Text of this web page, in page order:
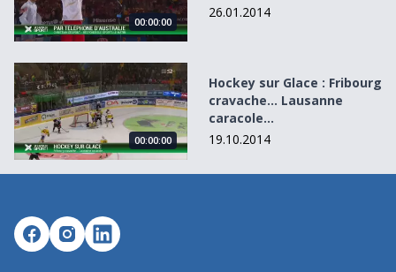
00:00:00
26.01.2014
Hockey sur Glace : Fribourg cravache… Lausanne
00:00:00
Hockey sur Glace : Fribourg
cravache… Lausanne
caracole…
19.10.2014